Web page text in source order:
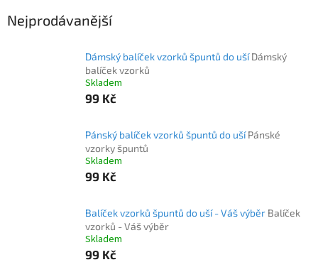
Nejprodávanější
Dámský balíček vzorků špuntů do ušíDámský
balíček vzorků
Skladem
99 Kč
Pánský balíček vzorků špuntů do ušíPánské
vzorky špuntů
Skladem
99 Kč
Balíček vzorků špuntů do uší - Váš výběr Balíček
vzorků - Váš výběr
Skladem
99 Kč